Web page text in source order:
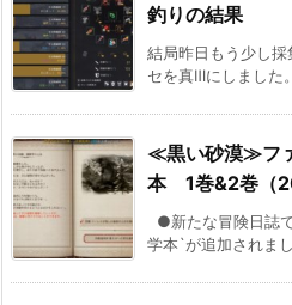
釣りの結果
結局昨日もう少し
セを真Ⅲにしました
≪黒い砂漠≫フ
本 1巻&2巻（
●新たな冒険日誌
学本`が追加されま